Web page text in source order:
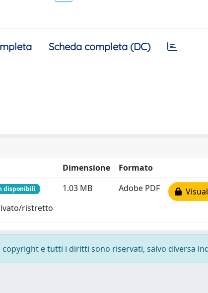
Scheda completa (DC)
Dimensione
Formato
disponibili
ristretto
1.03 MB Adobe PDF
e tutti i diritti sono riservati, salvo diversa